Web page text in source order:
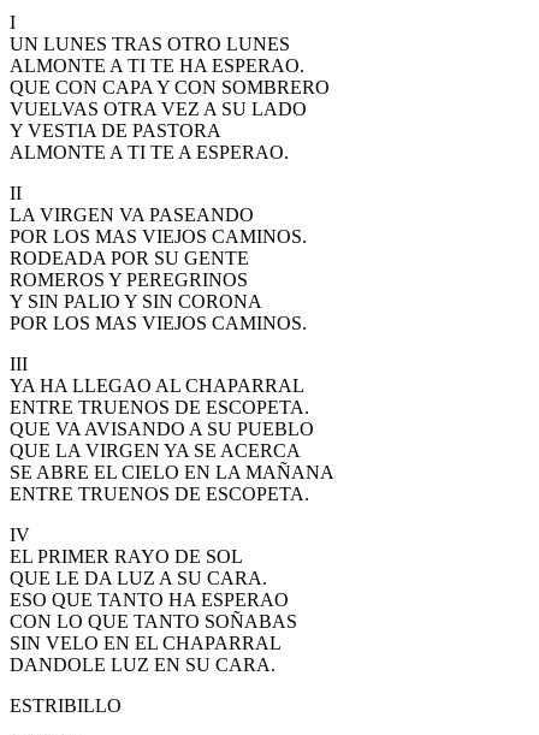
I
UN LUNES TRAS OTRO LUNES
ALMONTE A TI TE HA ESPERAO.
QUE CON CAPA Y CON SOMBRERO
VUELVAS OTRA VEZ A SU LADO
Y VESTIA DE PASTORA
ALMONTE A TI TE A ESPERAO.
II
LA VIRGEN VA PASEANDO
POR LOS MAS VIEJOS CAMINOS.
RODEADA POR SU GENTE
ROMEROS Y PEREGRINOS
Y SIN PALIO Y SIN CORONA
POR LOS MAS VIEJOS CAMINOS.
III
YA HA LLEGAO AL CHAPARRAL
ENTRE TRUENOS DE ESCOPETA.
QUE VA AVISANDO A SU PUEBLO
QUE LA VIRGEN YA SE ACERCA
SE ABRE EL CIELO EN LA MAÑANA
ENTRE TRUENOS DE ESCOPETA.
IV
EL PRIMER RAYO DE SOL
QUE LE DA LUZ A SU CARA.
ESO QUE TANTO HA ESPERAO
CON LO QUE TANTO SOÑABAS
SIN VELO EN EL CHAPARRAL
DANDOLE LUZ EN SU CARA.
ESTRIBILLO
En el Rocío, ¿dónde me alojo?